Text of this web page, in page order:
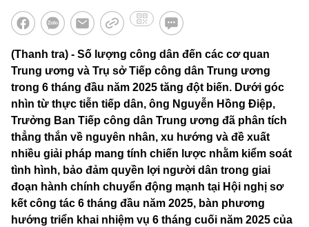
(Thanh tra) - Số lượng công dân đến các cơ quan
Trung ương và Trụ sở Tiếp công dân Trung ương
trong 6 tháng đầu năm 2025 tăng đột biến. Dưới góc
nhìn từ thực tiễn tiếp dân, ông Nguyễn Hồng Điệp,
Trưởng Ban Tiếp công dân Trung ương đã phân tích
thẳng thắn về nguyên nhân, xu hướng và đề xuất
nhiều giải pháp mang tính chiến lược nhằm kiểm soát
tình hình, bảo đảm quyền lợi người dân trong giai
đoạn hành chính chuyển động mạnh tại Hội nghị sơ
kết công tác 6 tháng đầu năm 2025, bàn phương
hướng triển khai nhiệm vụ 6 tháng cuối năm 2025 của